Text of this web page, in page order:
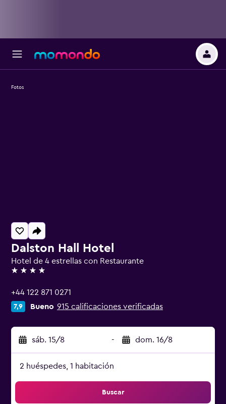
Dalston Hall Hotel
Hotel de 4 estrellas con Restaurante
4 estrellas
+44 122 871 0271
7,9 Bueno 915 calificaciones verificadas
sáb. 15/8 - dom. 16/8
2 huéspedes, 1 habitación
Buscar
Fotos